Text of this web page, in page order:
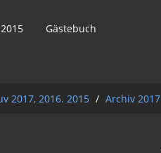
Gästebuch
2017, 2016. 2015 / Archiv 2017